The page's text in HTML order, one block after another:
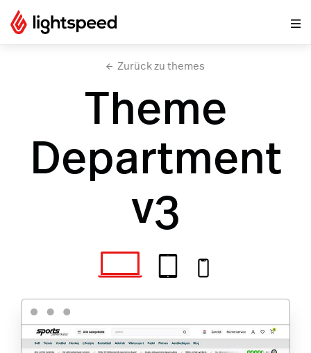
Zurück zu themes
Theme
Department
v3